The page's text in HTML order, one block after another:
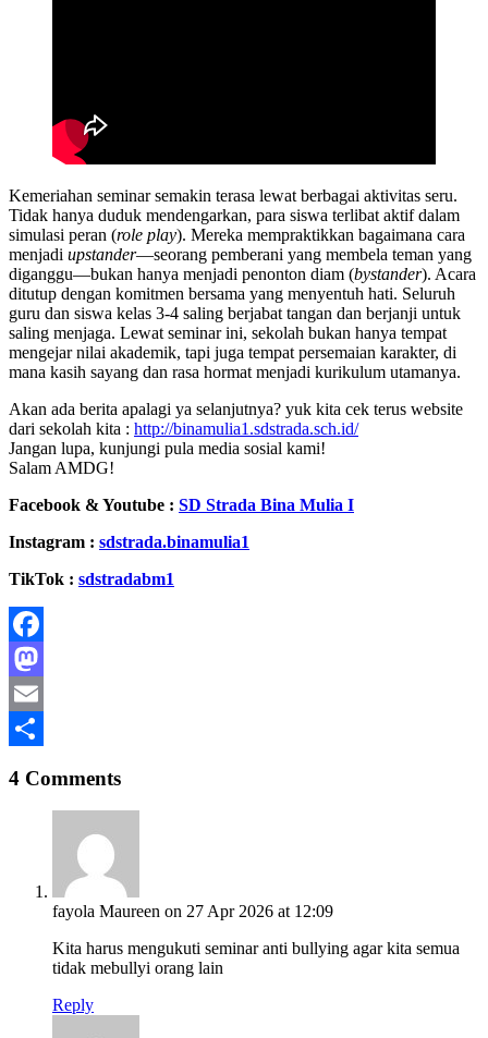
Kemeriahan seminar semakin terasa lewat berbagai aktivitas seru.
Tidak hanya duduk mendengarkan, para siswa terlibat aktif dalam
simulasi peran (role play). Mereka mempraktikkan bagaimana cara
menjadi upstander—seorang pemberani yang membela teman yang
diganggu—bukan hanya menjadi penonton diam (bystander). Acara
ditutup dengan komitmen bersama yang menyentuh hati. Seluruh
guru dan siswa kelas 3-4 saling berjabat tangan dan berjanji untuk
saling menjaga. Lewat seminar ini, sekolah bukan hanya tempat
mengejar nilai akademik, tapi juga tempat persemaian karakter, di
mana kasih sayang dan rasa hormat menjadi kurikulum utamanya.
Akan ada berita apalagi ya selanjutnya? yuk kita cek terus website
dari sekolah kita : http://binamulia1.sdstrada.sch.id/
Jangan lupa, kunjungi pula media sosial kami!
Salam AMDG!
Facebook & Youtube : SD Strada Bina Mulia I
Instagram : sdstrada.binamulia1
TikTok : sdstradabm1
Facebook
Mastodon
Email
4 Comments
fayola Maureen on 27 Apr 2026 at 12:09
Kita harus mengukuti seminar anti bullying agar kita semua
tidak mebullyi orang lain
Reply